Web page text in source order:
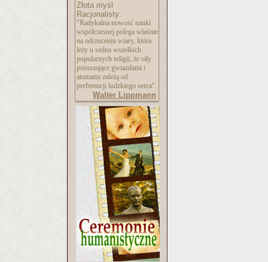
Złota myśl
Racjonalisty:
"Radykalna nowość nauki
współczesnej polega właśnie
na odrzuceniu wiary, która
leży u sedna wszelkich
popularnych religii, że siły
poruszające gwiazdami i
atomami zależą od
preferencji ludzkiego serca".
Walter Lippmann